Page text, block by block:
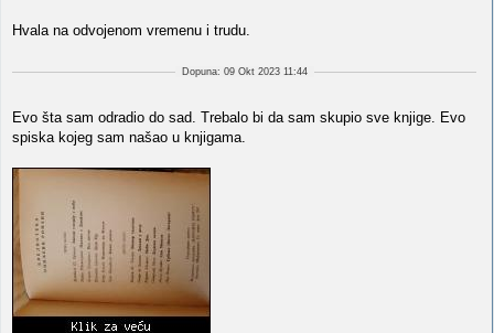
Hvala na odvojenom vremenu i trudu.
Dopuna: 09 Okt 2023 11:44
Evo šta sam odradio do sad. Trebalo bi da sam skupio sve knjige. Evo
spiska kojeg sam našao u knjigama.